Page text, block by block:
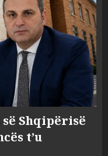
Shqipërisë
t’u